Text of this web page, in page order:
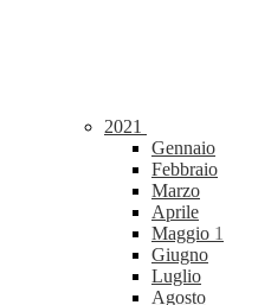
2021
Gennaio
Febbraio
Marzo
Aprile
Maggio 1
Giugno
Luglio
Agosto